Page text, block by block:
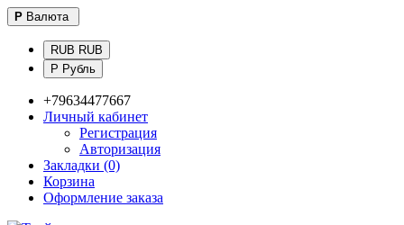
Р Валюта
RUB RUB
Р Рубль
+79634477667
Личный кабинет
Регистрация
Авторизация
Закладки (0)
Корзина
Оформление заказа